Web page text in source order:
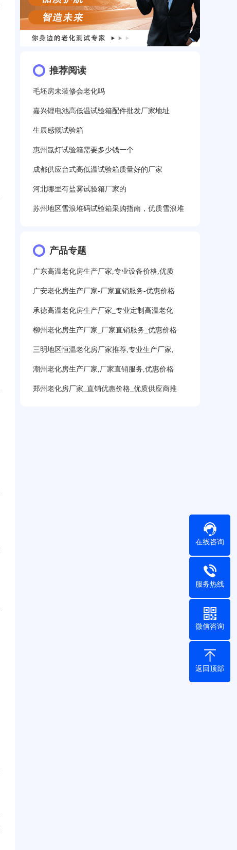
推荐阅读
毛坯房未装修会老化吗
嘉兴锂电池高低温试验箱配件批发厂家地址
生辰感慨试验箱
惠州氙灯试验箱需要多少钱一个
成都供应台式高低温试验箱质量好的厂家
河北哪里有盐雾试验箱厂家的
苏州地区雪浪堆码试验箱采购指南，优质雪浪堆
产品专题
广东高温老化房生产厂家,专业设备价格,优质
广安老化房生产厂家-厂家直销服务-优惠价格
承德高温老化房生产厂家_专业定制高温老化
柳州老化房生产厂家_厂家直销服务_优惠价格
三明地区恒温老化房厂家推荐,专业生产厂家,
潮州老化房生产厂家,厂家直销服务,优惠价格
郑州老化房厂家_直销优惠价格_优质供应商推
在线咨询
服务热线
微信咨询
返回顶部